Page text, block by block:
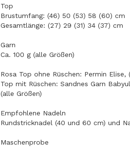
Top
Brustumfang: (46) 50 (53) 58 (60) cm
Gesamtlänge: (27) 29 (31) 34 (37) cm
Garn
Ca. 100 g (alle Größen)
Rosa Top ohne Rüschen: Permin
Top mit Rüschen: Sandnes Garn
(alle Größen)
Empfohlene Nadeln
Rundstricknadel (40 und 60 cm) und
Maschenprobe